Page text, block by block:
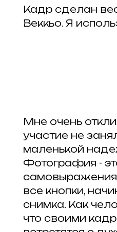
Кадр сделан
Веккьо. Я
Мне очень
участие не
маленькой
Фотография -
самовыражения.
все кнопки,
снимка. Как
что своими
работы,
нас хештегом в